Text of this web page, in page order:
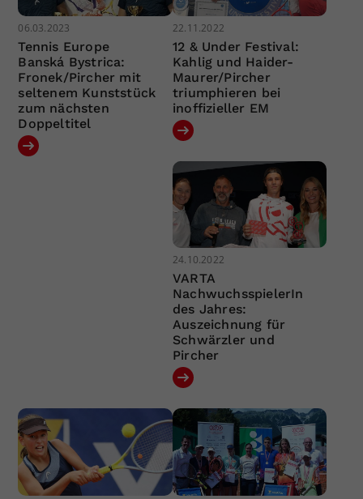
06.03.2023
Tennis Europe
Banská Bystrica:
Fronek/Pircher mit
seltenem Kunststück
zum nächsten
Doppeltitel
22.11.2022
12 & Under Festival:
Kahlig und Haider-
Maurer/Pircher
triumphieren bei
inoffizieller EM
24.10.2022
VARTA
NachwuchsspielerIn
des Jahres:
Auszeichnung für
Schwärzler und
Pircher